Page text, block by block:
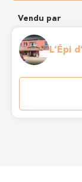
Vendu par
L’Épi